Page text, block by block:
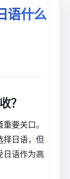
语什么
？
要关口。
择日语，但
日语作为高